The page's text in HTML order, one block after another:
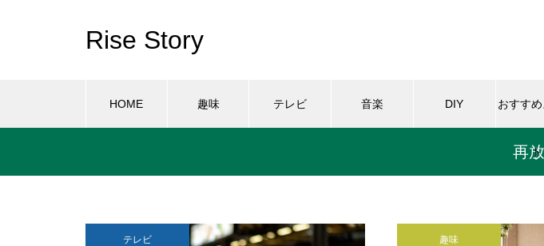
Rise Story
HOME 趣味 テレビ 音楽 DIY おすす
ト
再
テレビ 趣味